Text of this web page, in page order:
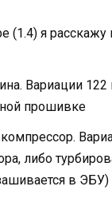
(1.4) я
Вариации 122
прошивке
либо
в ЭБУ)